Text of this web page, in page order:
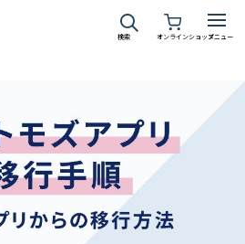
検索 オンラインショップメニュー